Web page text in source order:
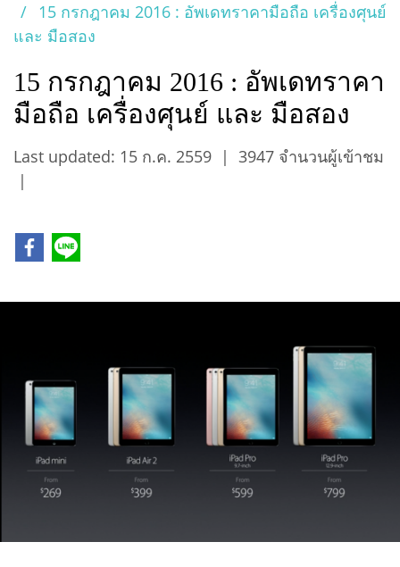
15 กรกฎาคม 2016 : อัพเดทราคามือถือ เครื่องศุนย์
และ มือสอง
15 กรกฎาคม 2016 : อัพเดทราคา
มือถือ เครื่องศุนย์ และ มือสอง
Last updated: 15 ก.ค. 2559 | 3947 จำนวนผู้เข้าชม
|